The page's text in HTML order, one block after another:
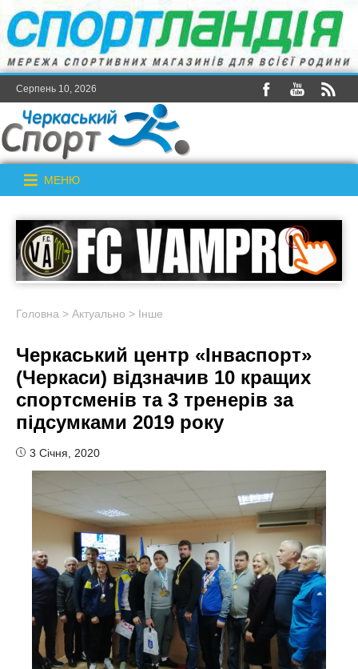
Серпень 10, 2026
МЕНЮ
Головна > Актуально > Інше
Черкаський центр «Інваспорт»
(Черкаси) відзначив 10 кращих
спортсменів та 3 тренерів за
підсумками 2019 року
3 Січня, 2020